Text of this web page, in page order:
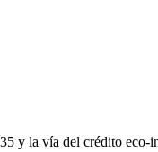
y la vía del crédito eco-